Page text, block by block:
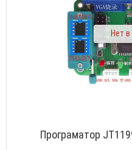
Нет в
Програматор